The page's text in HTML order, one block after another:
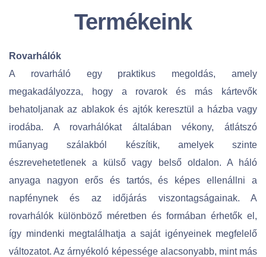
Termékeink
Rovarhálók
A rovarháló egy praktikus megoldás, amely
megakadályozza, hogy a rovarok és más kártevők
behatoljanak az ablakok és ajtók keresztül a házba vagy
irodába. A rovarhálókat általában vékony, átlátszó
műanyag szálakból készítik, amelyek szinte
észrevehetetlenek a külső vagy belső oldalon. A háló
anyaga nagyon erős és tartós, és képes ellenállni a
napfénynek és az időjárás viszontagságainak. A
rovarhálók különböző méretben és formában érhetők el,
így mindenki megtalálhatja a saját igényeinek megfelelő
változatot. Az árnyékoló képessége alacsonyabb, mint más